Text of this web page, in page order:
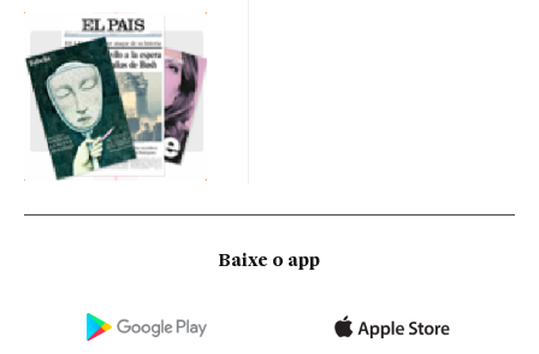
Baixe o app